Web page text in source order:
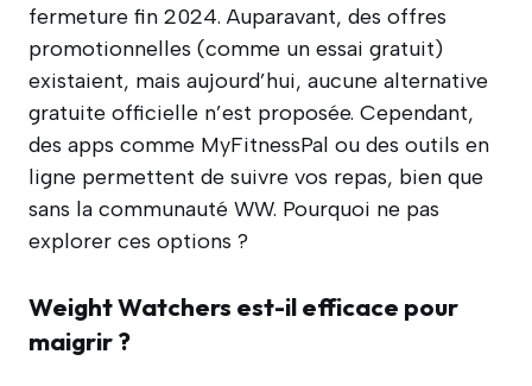
fermeture fin 2024. Auparavant, des offres
promotionnelles (comme un essai gratuit)
existaient, mais aujourd’hui, aucune alternative
gratuite officielle n’est proposée. Cependant,
des apps comme MyFitnessPal ou des outils en
ligne permettent de suivre vos repas, bien que
sans la communauté WW. Pourquoi ne pas
explorer ces options ?
Weight Watchers est-il efficace pour
maigrir ?